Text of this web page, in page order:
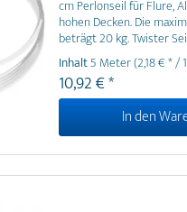
cm Perlonseil für Flure,
hohen Decken. Die
beträgt 20 kg. Twister
weiteren Ausführungen,
Verpackungseinheiten
Inhalt5 Meter(2,18 € * /
10,92 € *
In den